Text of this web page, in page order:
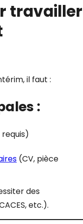
travailler
il faut :
:
requis)
(CV, pièce
des
etc.).